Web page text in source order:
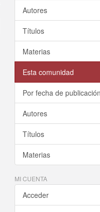
Autores
Títulos
Materias
Esta comunidad
Por fecha de publicación
Autores
Títulos
Materias
MI CUENTA
Acceder